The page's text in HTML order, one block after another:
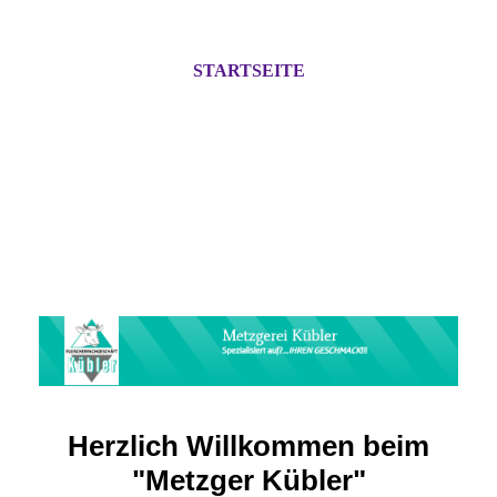
STARTSEITE
Herzlich Willkommen beim
"Metzger Kübler"